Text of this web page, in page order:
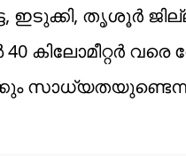
ഇടുക്കി, തൃശൂർ
40 കിലോമീറ്റർ